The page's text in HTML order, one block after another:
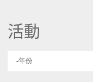
活動